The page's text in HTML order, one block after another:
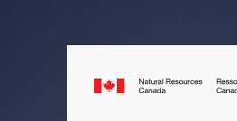
Canada.ca